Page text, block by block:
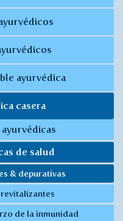
ayurvédica
casera
de salud
& depurativas
de la inmunidad